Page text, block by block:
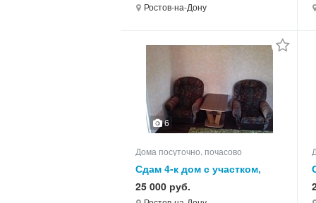
Ростов-на-Дону
6
Дома посуточно, почасово
Сдам 4-к дом с участком,
75.0 кв.м, этажей 1
25 000 руб.